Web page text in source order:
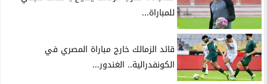
للمباراة...
قائد الزمالك خارج مباراة المصري في
الكونفدرالية.. الغندور...